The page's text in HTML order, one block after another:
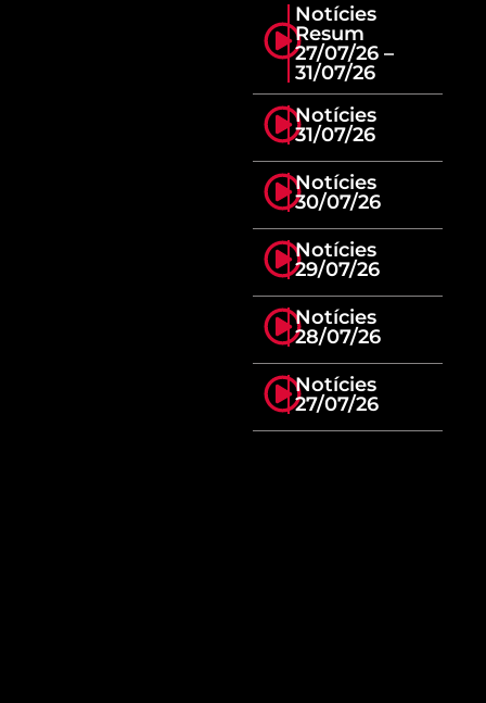
Notícies
Resum
27/07/26 –
31/07/26
Notícies
31/07/26
Notícies
30/07/26
Notícies
29/07/26
Notícies
28/07/26
Notícies
27/07/26